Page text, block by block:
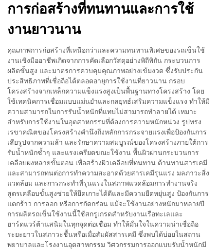
การก่อสร้างที่ทนทานและการใช้
งานยาวนาน
คุณภาพการก่อสร้างที่เหนือกว่าและความทนทานพิเศษของรถเข็นใช้
งานเชิงมืออาชีพเกิดจากการคัดเลือกวัสดุอย่างพิถีพิถัน กระบวนการ
ผลิตขั้นสูง และมาตรการควบคุมคุณภาพอย่างเข้มงวด ซึ่งรับประกัน
ประสิทธิภาพที่เชื่อถือได้ตลอดอายุการใช้งานที่ยาวนาน กรอบ
โครงสร้างจากเหล็กความแข็งแรงสูงเป็นพื้นฐานทางโครงสร้าง โดย
ใช้เทคนิคการเชื่อมแบบแม่นยำและกลยุทธ์เสริมความแข็งแรง ทำให้มี
ความสามารถในการรับน้ำหนักที่แทบไม่สามารถทำลายได้ เหมาะ
สำหรับการใช้งานในอุตสาหกรรมที่ต้องการความหนักหน่วง รูปทรง
เรขาคณิตของโครงสร้างคำนึงถึงหลักการกระจายแรงเพื่อป้องกันการ
เสียรูปจากความล้า และรักษาความสมบูรณ์ของโครงสร้างภายใต้การ
รับน้ำหนักซ้ำๆ และแรงเครียดขณะใช้งาน พื้นผิวผ่านกระบวนการ
เคลือบผงหลายขั้นตอน เพื่อสร้างผิวเคลือบที่ทนทาน ต้านทานสารเคมี
และสามารถทนต่อการทำความสะอาดด้วยสารเคมีรุนแรง มลภาวะสิ่ง
แวดล้อม และการกระทำที่รุนแรงในสภาพแวดล้อมการทำงานจริง
สูตรเคลือบขั้นสูงช่วยให้ยึดเกาะได้ดีและมีความยืดหยุ่นสูง ป้องกันการ
แตกร้าว การลอก หรือการกัดกร่อน แม้จะใช้งานอย่างหนักมาหลายปี
การผลิตรถเข็นใช้งานนี้ใช้สกรูเกรดสำหรับงานเรือทะเลและ
ฮาร์ดแวร์ต้านสนิมในทุกจุดต่อเชื่อม ทำให้มั่นใจในความน่าเชื่อถือ
ระยะยาวในสภาวะชื้นหรือเมื่อสัมผัสสารเคมี ซึ่งพบได้บ่อยในสถาน
พยาบาลและโรงงานอุตสาหกรรม วิศวกรรมการออกแบบรับน้ำหนักมี